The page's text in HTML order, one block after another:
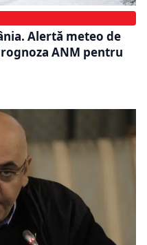
Alertă meteo de
ANM pentru